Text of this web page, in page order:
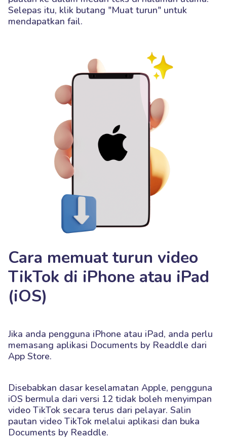
Selepas itu, klik butang "Muat turun" untuk
mendapatkan fail.
Cara memuat turun video
TikTok di iPhone atau iPad
(iOS)
Jika anda pengguna iPhone atau iPad, anda perlu
memasang aplikasi Documents by Readdle dari
App Store.
Disebabkan dasar keselamatan Apple, pengguna
iOS bermula dari versi 12 tidak boleh menyimpan
video TikTok secara terus dari pelayar. Salin
pautan video TikTok melalui aplikasi dan buka
Documents by Readdle.